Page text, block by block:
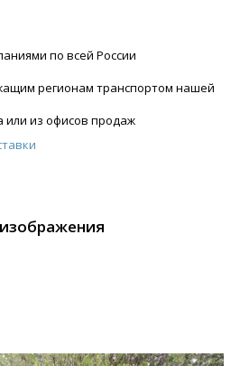
по всей России
регионам транспортом нашей
или из офисов продаж